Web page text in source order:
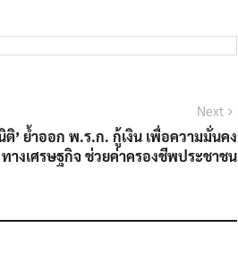
Next
ติ’ ย้ำออก พ.ร.ก. กู้เงิน เพื่อความมั่นคง
ทางเศรษฐกิจ ช่วยค่าครองชีพประชาชน